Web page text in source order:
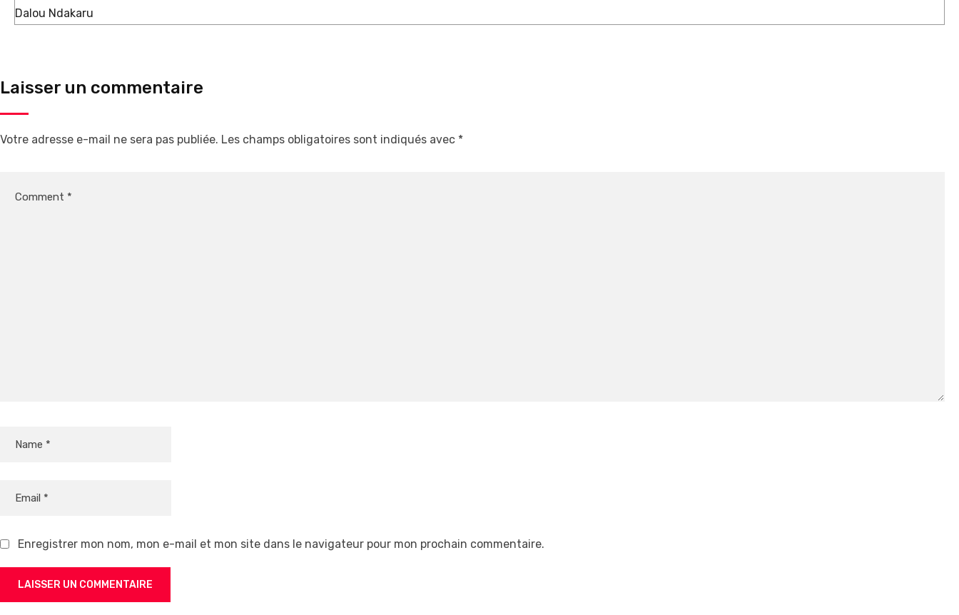
Dalou Ndakaru
Laisser un commentaire
Votre adresse e-mail ne sera pas publiée. Les champs obligatoires sont indiqués avec *
Enregistrer mon nom, mon e-mail et mon site dans le navigateur pour mon prochain commentaire.